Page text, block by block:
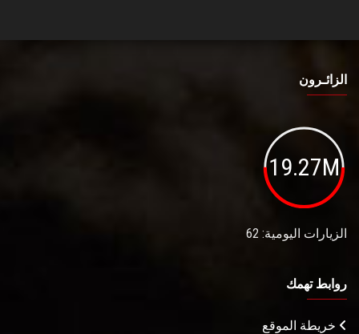
الزائـرون
19.27M
الزيارات اليومية: 62
روابط تهمك
خريطة الموقع